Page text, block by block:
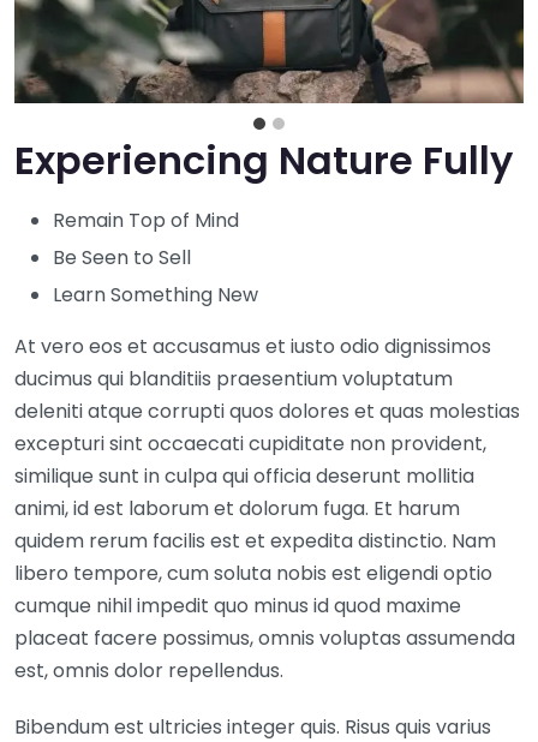
Experiencing Nature Fully
Remain Top of Mind
Be Seen to Sell
Learn Something New
At vero eos et accusamus et iusto odio dignissimos
ducimus qui blanditiis praesentium voluptatum
deleniti atque corrupti quos dolores et quas molestias
excepturi sint occaecati cupiditate non provident,
similique sunt in culpa qui officia deserunt mollitia
animi, id est laborum et dolorum fuga. Et harum
quidem rerum facilis est et expedita distinctio. Nam
libero tempore, cum soluta nobis est eligendi optio
cumque nihil impedit quo minus id quod maxime
placeat facere possimus, omnis voluptas assumenda
est, omnis dolor repellendus.
Bibendum est ultricies integer quis. Risus quis varius